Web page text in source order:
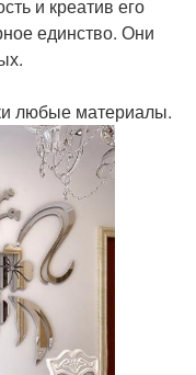
и креатив его
единство. Они
любые материалы.